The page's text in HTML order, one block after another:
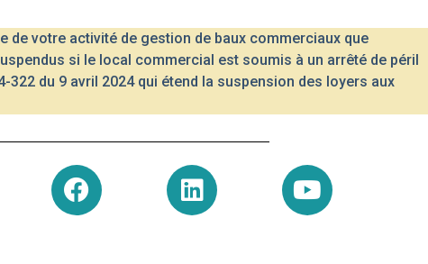
de votre activité de gestion de baux commerciaux que
si le local commercial est soumis à un arrêté de péril
322 du 9 avril 2024qui étend la suspension des loyers aux